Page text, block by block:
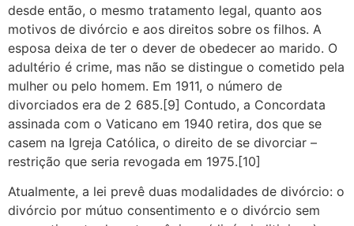
desde então, o mesmo tratamento legal, quanto aos
motivos de divórcio e aos direitos sobre os filhos. A
esposa deixa de ter o dever de obedecer ao marido. O
adultério é crime, mas não se distingue o cometido pela
mulher ou pelo homem. Em 1911, o número de
divorciados era de 2 685.[9] Contudo, a Concordata
assinada com o Vaticano em 1940 retira, dos que se
casem na Igreja Católica, o direito de se divorciar –
restrição que seria revogada em 1975.[10]
Atualmente, a lei prevê duas modalidades de divórcio: o
divórcio por mútuo consentimento e o divórcio sem